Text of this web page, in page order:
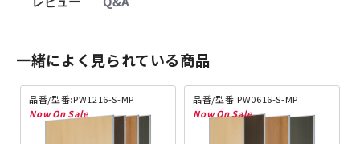
一緒によく見られている商品
品番/型番:PW1216-S-MP 品番/型番:PW0616-S-MP